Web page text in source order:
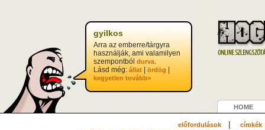
gyilkos
Arra az emberre/tárgyra
használják, ami valamilyen
szempontból durva.
Lásd még: állat ördög
kegyetlen tovább>
HOME
előfordulások| címkék